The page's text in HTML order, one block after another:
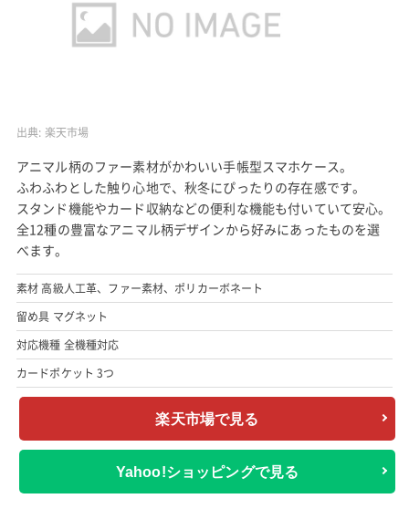
出典: 楽天市場
アニマル柄のファー素材がかわいい手帳型スマホケース。
ふわふわとした触り心地で、秋冬にぴったりの存在感です。
スタンド機能やカード収納などの便利な機能も付いていて安心。
全12種の豊富なアニマル柄デザインから好みにあったものを選
べます。
素材 高級人工革、ファー素材、ポリカーボネート
留め具 マグネット
対応機種 全機種対応
カードポケット 3つ
楽天市場で見る
Yahoo!ショッピングで見る